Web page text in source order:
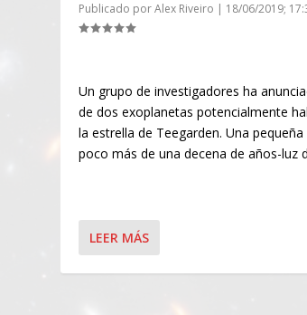
Publicado porAlex Riveiro | 18/06/2019;
Un grupo de investigadores ha
de dos exoplanetas potencialmente
la estrella de Teegarden. Una
poco más de una decena de años-luz
LEER MÁS